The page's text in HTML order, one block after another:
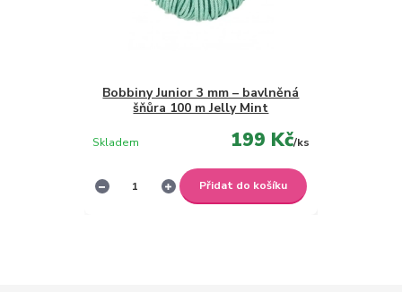
Bobbiny Junior 3 mm – bavlněná
šňůra 100 m Jelly Mint
199 Kč/ks
Skladem
Přidat do košíku